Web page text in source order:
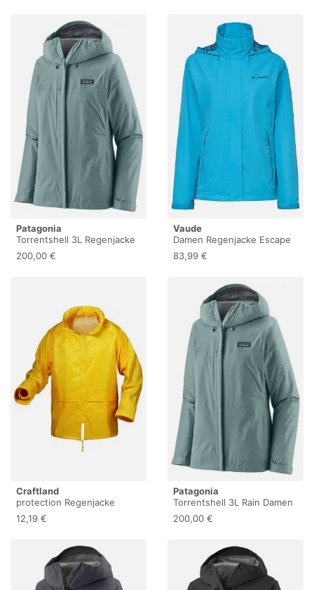
Patagonia
Torrentshell 3L Regenjacke
Damen blau
200,00 €
Vaude
Damen Regenjacke Escape
Light hellblau | 36
83,99 €
Craftland
protection Regenjacke
Nylon/Vinyl, Gr. S, gelb
12,19 €
Patagonia
Torrentshell 3L Rain Damen
Regenjacke, grün S
200,00 €